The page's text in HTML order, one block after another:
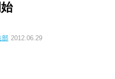
部 2012.06.29